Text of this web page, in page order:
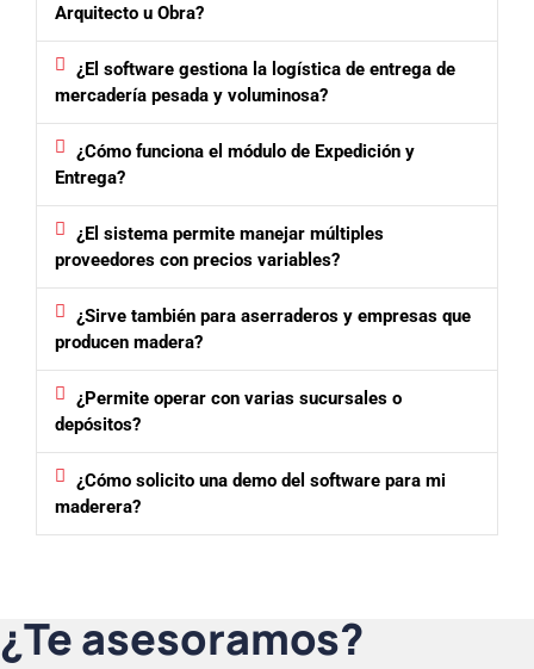
Arquitecto u Obra?
¿El software gestiona la logística de entrega de
mercadería pesada y voluminosa?
¿Cómo funciona el módulo de Expedición y
Entrega?
¿El sistema permite manejar múltiples
proveedores con precios variables?
¿Sirve también para aserraderos y empresas que
producen madera?
¿Permite operar con varias sucursales o
depósitos?
¿Cómo solicito una demo del software para mi
maderera?
¿Te asesoramos?